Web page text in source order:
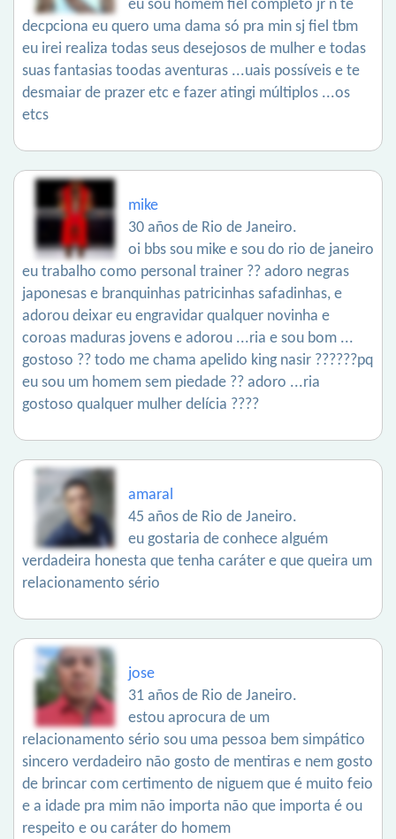
eu sou homem fiel completo jr ñ te
decpciona eu quero uma dama só pra min sj fiel tbm
eu irei realiza todas seus desejosos de mulher e todas
suas fantasias toodas aventuras ...uais possíveis e te
desmaiar de prazer etc e fazer atingi múltiplos ...os
etcs
mike
30 años de Rio de Janeiro.
oi bbs sou mike e sou do rio de janeiro
eu trabalho como personal trainer ?? adoro negras
japonesas e branquinhas patricinhas safadinhas, e
adorou deixar eu engravidar qualquer novinha e
coroas maduras jovens e adorou ...ria e sou bom ...
gostoso ?? todo me chama apelido king nasir ??????pq
eu sou um homem sem piedade ?? adoro ...ria
gostoso qualquer mulher delícia ????
amaral
45 años de Rio de Janeiro.
eu gostaria de conhece alguém
verdadeira honesta que tenha caráter e que queira um
relacionamento sério
jose
31 años de Rio de Janeiro.
estou aprocura de um
relacionamento sério sou uma pessoa bem simpático
sincero verdadeiro não gosto de mentiras e nem gosto
de brincar com certimento de niguem que é muito feio
e a idade pra mim não importa não que importa é ou
respeito e ou caráter do homem